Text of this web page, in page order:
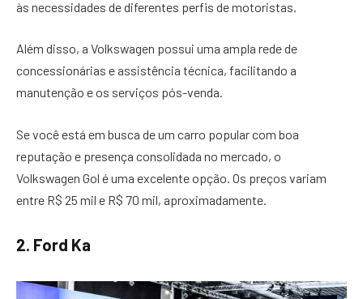
às necessidades de diferentes perfis de motoristas.
Além disso, a Volkswagen possui uma ampla rede de
concessionárias e assistência técnica, facilitando a
manutenção e os serviços pós-venda.
Se você está em busca de um carro popular com boa
reputação e presença consolidada no mercado, o
Volkswagen Gol é uma excelente opção. Os preços variam
entre R$ 25 mil e R$ 70 mil, aproximadamente.
2. Ford Ka